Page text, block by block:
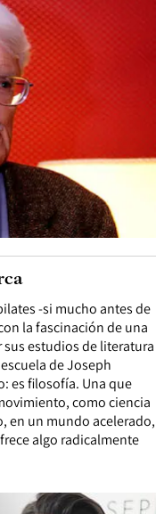
-si mucho antes de
la fascinación de una
estudios de literatura
de Joseph
es filosofía. Una que
como ciencia
en un mundo acelerado,
algo radicalmente